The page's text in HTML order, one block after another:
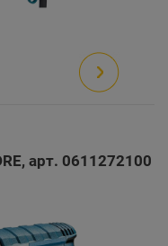
арт. 0611272100